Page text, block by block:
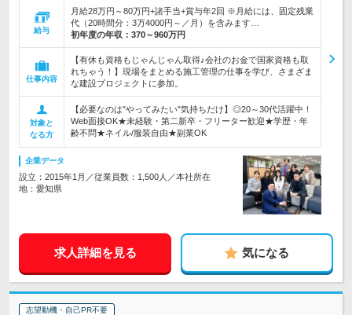
給与
月給28万円～80万円+諸手当+賞与年2回 ※月給には、固定残業
代（20時間分：3万4000円～／月）を含みます…
初年度の年収： 370～960万円
仕事内容
【有休も資格もじゃんじゃん取得♪会社のお金で国家資格も取
れちゃう！】現場をまとめる施工管理の仕事を学び、さまざま
な建設プロジェクトに参加。
対象と
なる方
【必要なのは"やってみたい"気持ちだけ】◎20～30代活躍中！
Web面接OK★未経験・第二新卒・フリーター歓迎★学歴・年
齢不問★ネイル/服装自由★副業OK
企業データ
設立：2015年1月／従業員数：1,500人／本社所在
地：愛知県
求人詳細を見る 気になる
志望動機・自己PR不要